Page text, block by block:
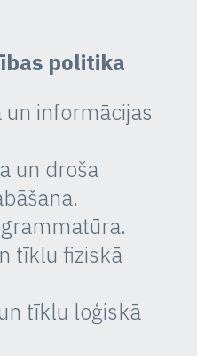
politika
un informācijas
un droša
tīklu fiziskā
tīklu loģiskā